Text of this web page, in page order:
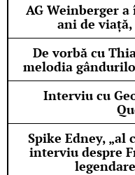
AG Weinberger
ani de
De vorbă cu
melodia
Interviu cu
Spike Edney, „al
interviu despre